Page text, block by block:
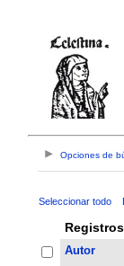
Opciones de
Seleccionar todo
Registros
Autor